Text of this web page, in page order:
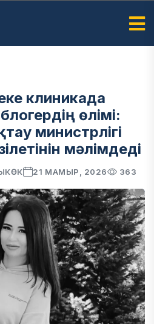
клиникада
өлімі:
министрлігі
мәлімдеді
21 МАМЫР, 2026 363